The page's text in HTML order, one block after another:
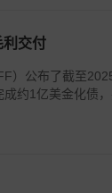
利交付
）公布了截至
约1亿美金化债